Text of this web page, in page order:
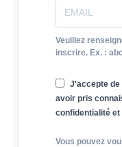
Veuillez
inscrire. Ex. :
J'accepte
avoir pris
confidentialité
Vous pouvez